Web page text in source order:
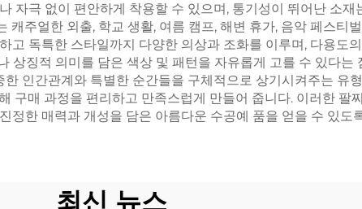
자극 없이 편안하게 착용할 수 있으며, 통기성이 뛰어난 소
주얼한 외출, 학교 생활, 여름 캠프, 해변 휴가, 음악 페스티
독특한 스타일까지 다양한 의상과 조화를 이루며, 다용도
상징적 의미를 담은 색상 및 패턴을 자유롭게 고를 수 있다는
인간관계와 특별한 순간들을 구체적으로 상기시켜주는 유
구매 과정을 편리하고 만족스럽게 만들어 줍니다. 이러한 팔
정한 매력과 개성을 담은 아름다운 수공예 품을 얻을 수 있도
최신 뉴스